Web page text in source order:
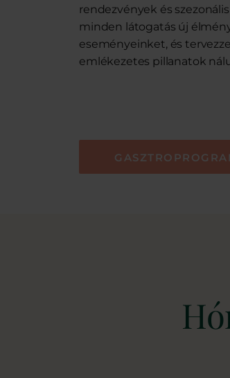
rendezvények és
minden látogatás új
eseményeinket, és
emlékezetes pillanatok